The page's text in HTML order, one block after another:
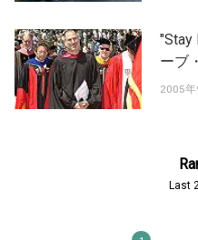
"Stay
ーブ
2005年
Last